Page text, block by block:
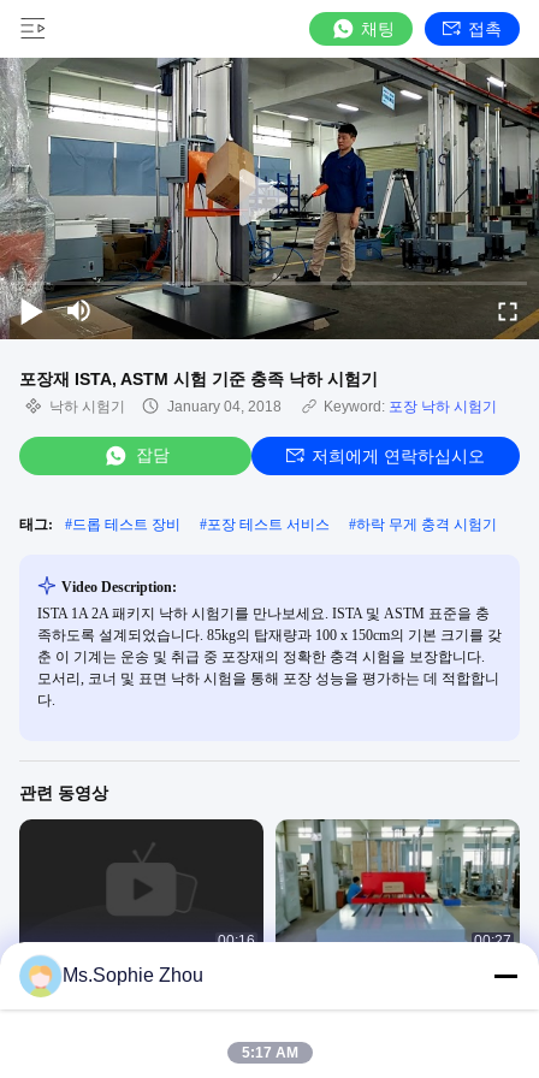
채팅 접촉
포장재 ISTA, ASTM 시험 기준 충족 낙하 시험기
낙하 시험기 January 04, 2018 Keyword: 포장 낙하 시험기
잡담 저희에게 연락하십시오
태그: #드롭 테스트 장비 #포장 테스트 서비스 #하락 무게 충격 시험기
Video Description:
ISTA 1A 2A 패키지 낙하 시험기를 만나보세요. ISTA 및 ASTM 표준을 충
족하도록 설계되었습니다. 85kg의 탑재량과 100 x 150cm의 기본 크기를 갖
춘 이 기계는 운송 및 취급 중 포장재의 정확한 충격 시험을 보장합니다.
모서리, 코너 및 표면 낙하 시험을 통해 포장 성능을 평가하는 데 적합합니
다.
관련 동영상
00:16
노트북, 휴대폰 및 기타 소형 DUT에 대
한 낙하 테스트
00:27
크고 무거운 패키지용 낙하 시험기는
February 01, 2021
Ms.Sophie Zhou
5:17 AM